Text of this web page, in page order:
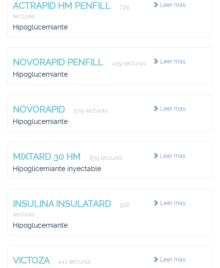
Leer más
ACTRAPID HM PENFILL
729
lecturas
Hipoglucemiante
Leer más
NOVORAPID PENFILL 459 lecturas
Hipoglucemiante
Leer más
NOVORAPID 509 lecturas
Hipoglucemiante
Leer más
MIXTARD 30 HM 839 lecturas
Hipoglicemiante inyectable
Leer más
INSULINA INSULATARD
918
lecturas
Hipoglucemiante
Leer más
VICTOZA 441 lecturas